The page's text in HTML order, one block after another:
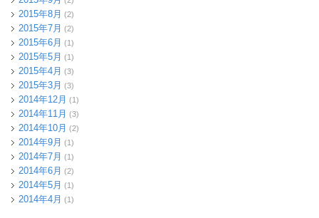
2015年8月 (2)
2015年7月 (2)
2015年6月 (1)
2015年5月 (1)
2015年4月 (3)
2015年3月 (3)
2014年12月 (1)
2014年11月 (3)
2014年10月 (2)
2014年9月 (1)
2014年7月 (1)
2014年6月 (2)
2014年5月 (1)
2014年4月 (1)